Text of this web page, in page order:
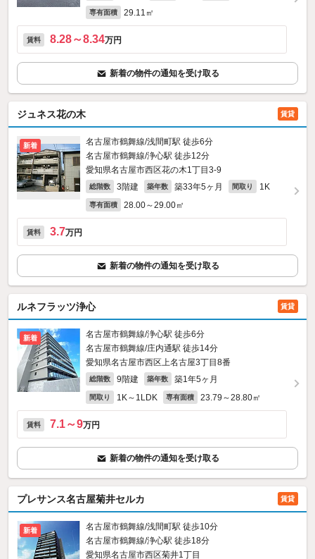
専有面積 29.11㎡
賃料 8.28～8.34万円
新着の物件の通知を受け取る
ジュネス花の木 賃貸
新着
名古屋市鶴舞線/浅間町駅 徒歩6分
名古屋市鶴舞線/浄心駅 徒歩12分
愛知県名古屋市西区花の木1丁目3-9
総階数 3階建 築年数 築33年5ヶ月 間取り 1K
専有面積 28.00～29.00㎡
賃料 3.7万円
新着の物件の通知を受け取る
ルネフラッツ浄心 賃貸
新着
名古屋市鶴舞線/浄心駅 徒歩6分
名古屋市鶴舞線/庄内通駅 徒歩14分
愛知県名古屋市西区上名古屋3丁目8番
総階数 9階建 築年数 築1年5ヶ月
間取り 1K～1LDK 専有面積 23.79～28.80㎡
賃料 7.1～9万円
新着の物件の通知を受け取る
プレサンス名古屋菊井セルカ 賃貸
新着
名古屋市鶴舞線/浅間町駅 徒歩10分
名古屋市鶴舞線/浄心駅 徒歩18分
愛知県名古屋市西区菊井1丁目